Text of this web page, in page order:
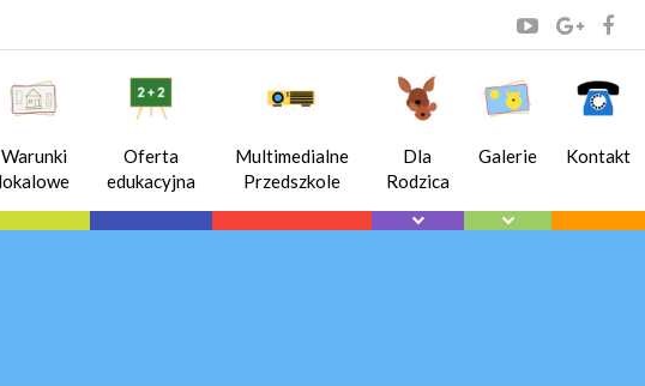
Warunki
lokalowe
Oferta
edukacyjna
Multimedialne
Przedszkole
Dla
Rodzica
Galerie Kontakt